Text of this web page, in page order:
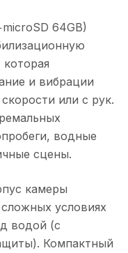
64GB)
и вибрации
или с рук.
водные
сцены.
камеры
условиях
водой (с
Компактный